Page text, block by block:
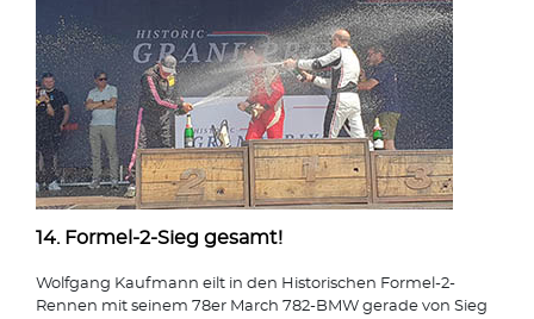
14. Formel-2-Sieg gesamt!
Wolfgang Kaufmann eilt in den Historischen Formel-2-
Rennen mit seinem 78er March 782-BMW gerade von Sieg